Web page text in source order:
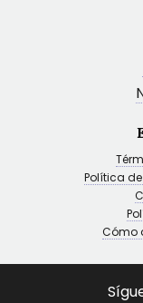
Política
Cómo